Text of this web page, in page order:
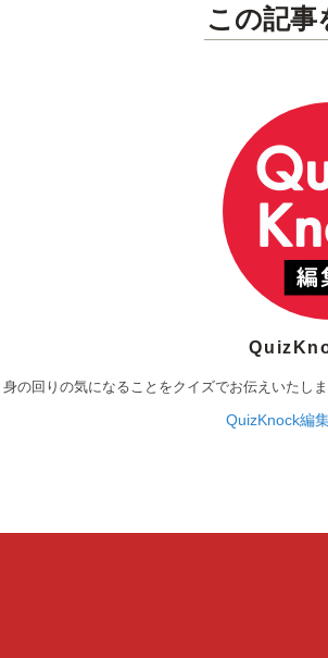
この記事
身の回りの気になることをクイズでお伝えいたしま
QuizKnock編